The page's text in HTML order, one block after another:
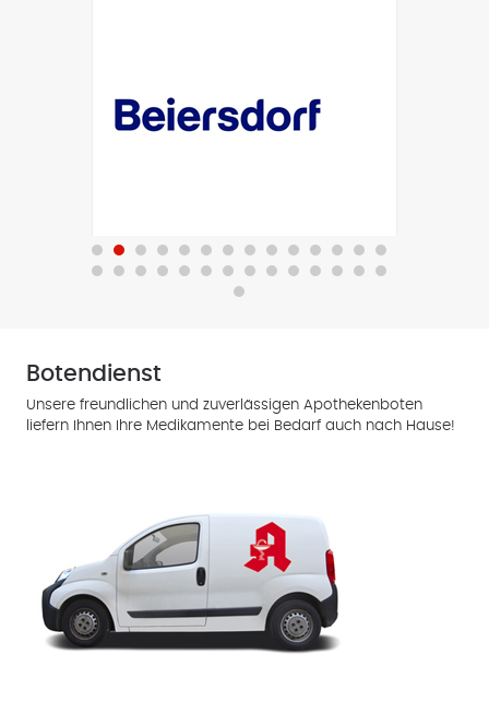
Botendienst
Unsere freundlichen und zuverlässigen Apothekenboten
liefern Ihnen Ihre Medikamente bei Bedarf auch nach Hause!